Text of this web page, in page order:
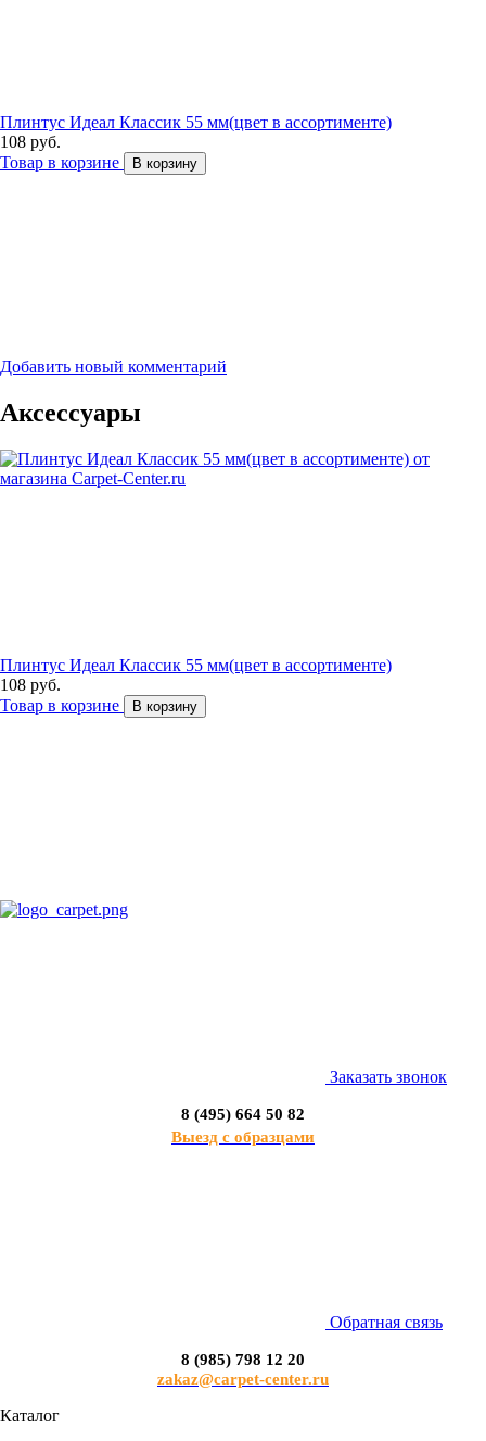
Плинтус Идеал Классик 55 мм(цвет в ассортименте)
108 руб.
Товар в корзине
В корзину
Добавить новый комментарий
Аксессуары
Плинтус Идеал Классик 55 мм(цвет в ассортименте)
108 руб.
Товар в корзине
В корзину
Заказать звонок
8 (495) 664 50 82
Выезд с образцами
Обратная связь
8 (985) 798 12 20
zakaz@carpet-center.ru
Каталог